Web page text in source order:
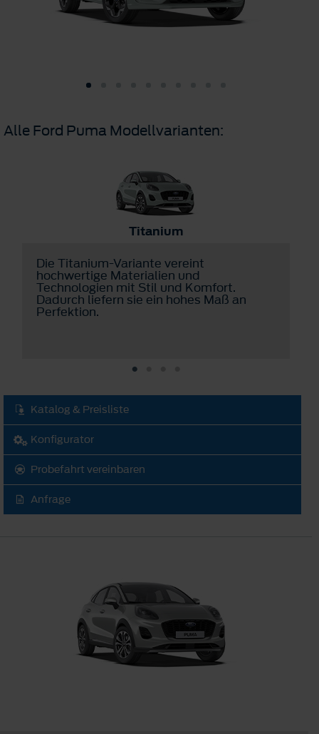
Alle Ford Puma Modellvarianten:
Titanium
Die Titanium-Variante vereint
hochwertige Materialien und
Technologien mit Stil und Komfort.
Dadurch liefern sie ein hohes Maß an
Perfektion.
Katalog & Preisliste
Konfigurator
Probefahrt vereinbaren
Anfrage